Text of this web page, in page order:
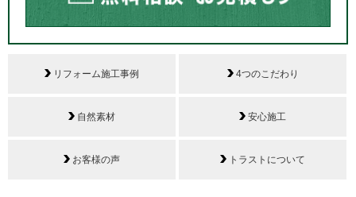
リフォーム施工事例 4つのこだわり
自然素材 安心施工
お客様の声 トラストについて